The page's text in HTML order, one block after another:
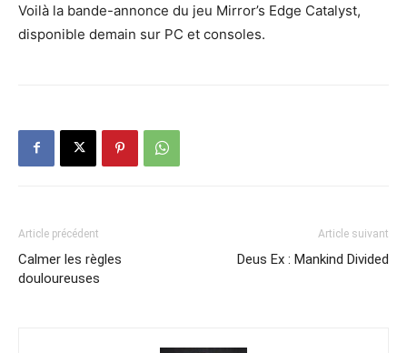
Voilà la bande-annonce du jeu Mirror’s Edge Catalyst,
disponible demain sur PC et consoles.
Article précédent
Calmer les règles
douloureuses
Article suivant
Deus Ex : Mankind Divided